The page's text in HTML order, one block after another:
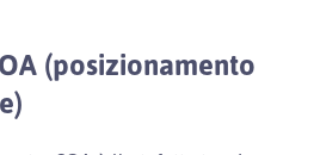
(posizionamento